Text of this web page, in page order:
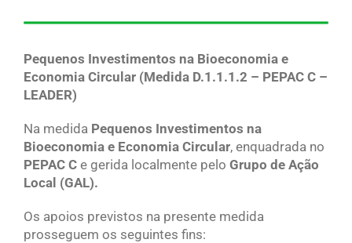
Pequenos Investimentos na Bioeconomia e
Economia Circular (Medida D.1.1.1.2 – PEPAC C –
LEADER)
Na medida Pequenos Investimentos na
Bioeconomia e Economia Circular, enquadrada no
PEPAC Ce gerida localmente pelo Grupo de Ação
Local (GAL).
Os apoios previstos na presente medida
prosseguem os seguintes fins: